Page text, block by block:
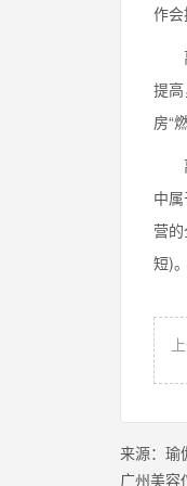
作会
离
提
房“
离
中
营
短)
来源： 瑜
广州美容